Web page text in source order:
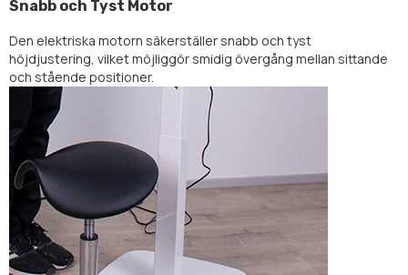
Snabb och Tyst Motor
Den elektriska motorn säkerställer snabb och tyst
höjdjustering, vilket möjliggör smidig övergång mellan sittande
och stående positioner.